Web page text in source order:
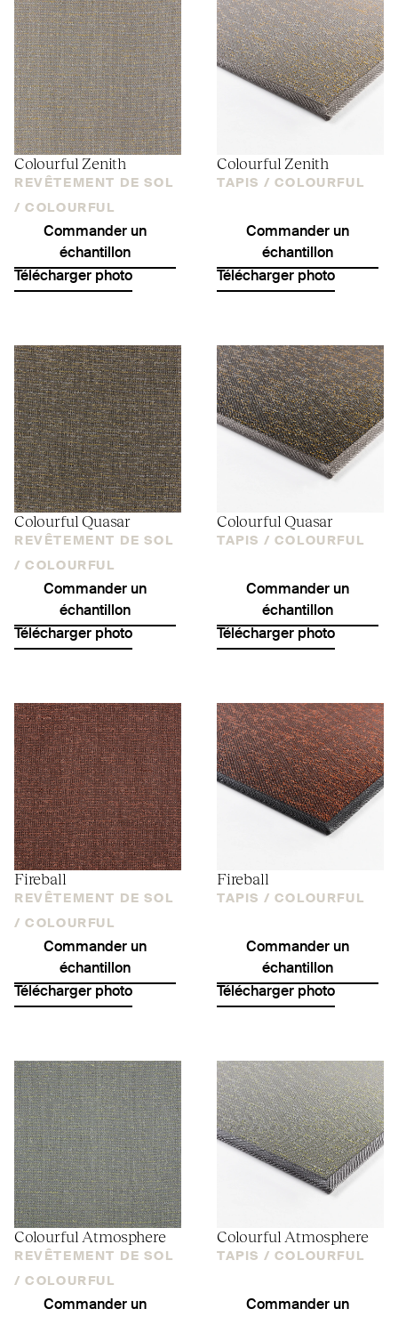
Colourful Zenith
REVÊTEMENT DE SOL
/ COLOURFUL
Commander un
échantillon
Télécharger photo
Colourful Zenith
TAPIS / COLOURFUL
Commander un
échantillon
Télécharger photo
Colourful Quasar
REVÊTEMENT DE SOL
/ COLOURFUL
Commander un
échantillon
Télécharger photo
Colourful Quasar
TAPIS / COLOURFUL
Commander un
échantillon
Télécharger photo
Fireball
REVÊTEMENT DE SOL
/ COLOURFUL
Commander un
échantillon
Télécharger photo
Fireball
TAPIS / COLOURFUL
Commander un
échantillon
Télécharger photo
Colourful Atmosphere
REVÊTEMENT DE SOL
/ COLOURFUL
Commander un
Colourful Atmosphere
TAPIS / COLOURFUL
Commander un